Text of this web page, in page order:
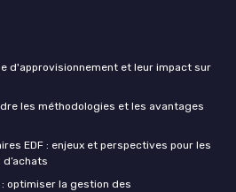
d'approvisionnement et leur impact sur
les méthodologies et les avantages
EDF : enjeux et perspectives pour les
optimiser la gestion des